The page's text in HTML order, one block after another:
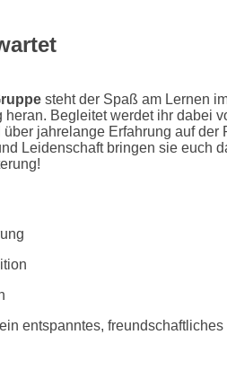
steht der Spaß am Lernen
heran. Begleitet werdet ihr dabei
jahrelange Erfahrung auf der
Leidenschaft bringen sie euch
entspanntes,